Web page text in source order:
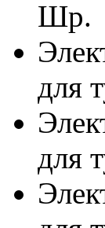
Шр.
для
для